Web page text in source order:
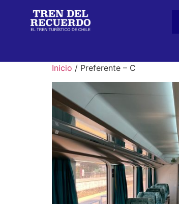
Inicio / Preferente – C